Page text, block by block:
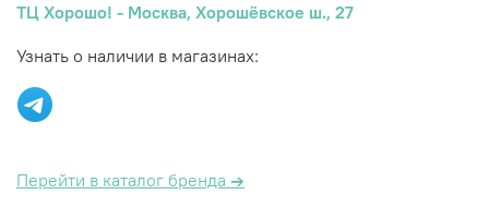
ТЦ Хорошо! - Москва, Хорошёвское ш., 27
Узнать о наличии в магазинах:
Перейти в каталог бренда →